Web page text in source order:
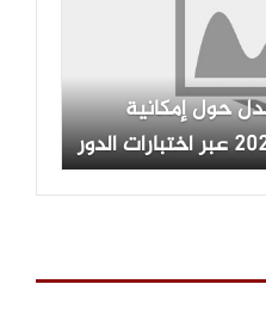
حول إمكانية
تحسين المعدل لعام 2026 عبر اختبارات الدور